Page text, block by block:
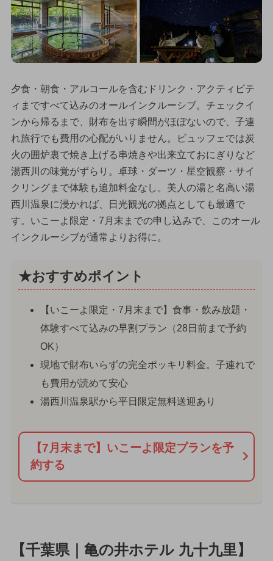
夕食・朝食・アルコールを含むドリンク・アクティビテ
ィまですべて込みのオールインクルーシブ。チェックイ
ンから帰るまで、財布を出す瞬間がほぼないので、子連
れ旅行でも費用の心配がいりません。ビュッフェでは炭
火の囲炉裏で焼き上げる串焼きや出来立ておにぎりなど
湯西川の味覚がずらり。卓球・ダーツ・星空観察・サイ
クリングまで体験も追加料金なし。美人の湯と名高い湯
西川温泉に浸かれば、日光観光の拠点としても最適で
す。いこーよ限定・7月末までの申し込みで、このオール
インクルーシブが通常よりお得に。
★おすすめポイント
【いこーよ限定・7月末まで】食事・飲み放題・
体験すべて込みの早割プラン（28日前まで予約
OK）
現地で財布いらずの完全ポッキリ料金。子連れで
も費用が読めて安心
湯西川温泉駅から平日限定無料送迎あり
【7月末まで】いこーよ限定プランを予
約する
【千葉県｜亀の井ホテル 九十九里】